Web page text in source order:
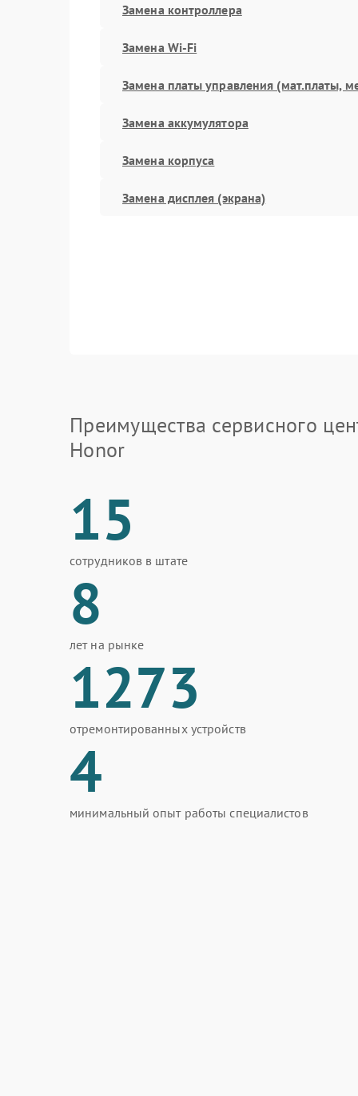
Замена контроллера
Замена Wi-Fi
Замена платы управления (мат.платы,
Замена аккумулятора
Замена корпуса
Замена дисплея (экрана)
Преимущества сервисного
Honor
15
сотрудников в штате
8
лет на рынке
1273
отремонтированных устройств
4
минимальный опыт работы специалистов